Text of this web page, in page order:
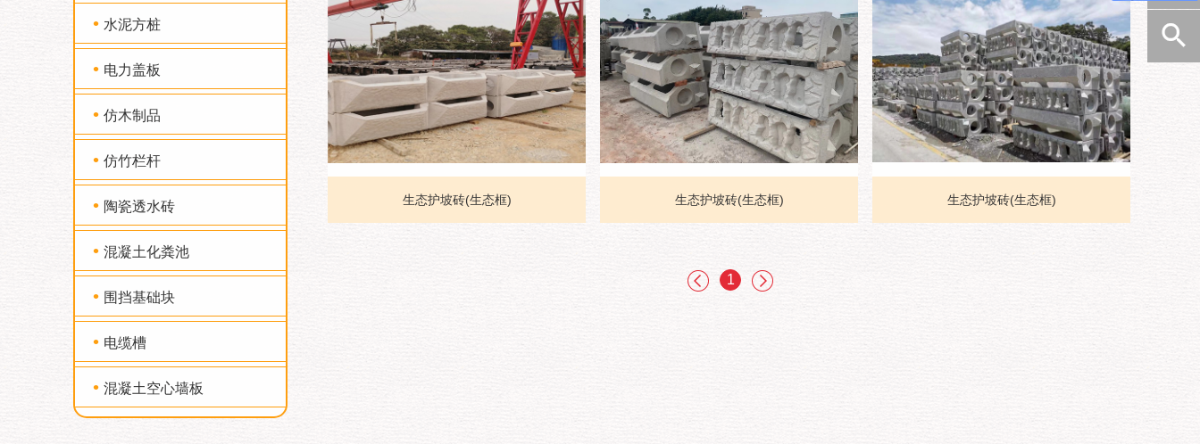

• 水泥方桩
• 电力盖板
• 仿木制品
• 仿竹栏杆
• 陶瓷透水砖
• 混凝土化粪池
• 围挡基础块
• 电缆槽
• 混凝土空心墙板
生态护坡砖(生态框) 生态护坡砖(生态框) 生态护坡砖(生态框)
1